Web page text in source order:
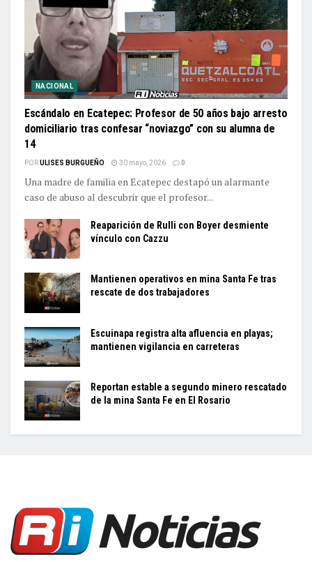
NACIONAL
Escándalo en Ecatepec: Profesor de 50 años bajo arresto
domiciliario tras confesar “noviazgo” con su alumna de
14
PORULISES BURGUEÑO 30 mayo, 2026 0
Una madre de familia en Ecatepec destapó un alarmante
caso de abuso al descubrir que el profesor...
Reaparición de Rulli con Boyer desmiente
vínculo con Cazzu
Mantienen operativos en mina Santa Fe tras
rescate de dos trabajadores
Escuinapa registra alta afluencia en playas;
mantienen vigilancia en carreteras
Reportan estable a segundo minero rescatado
de la mina Santa Fe en El Rosario